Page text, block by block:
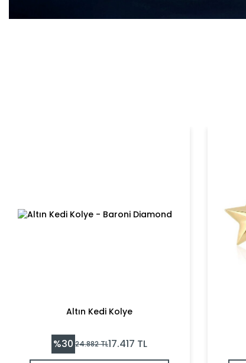
Altın Kedi Kolye
%30 24.882TL17.417 TL